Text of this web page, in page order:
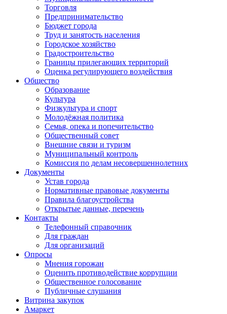
Торговля
Предпринимательство
Бюджет города
Труд и занятость населения
Городское хозяйство
Градостроительство
Границы прилегающих территорий
Оценка регулирующего воздействия
Общество
Образование
Культура
Физкультура и спорт
Молодёжная политика
Семья, опека и попечительство
Общественный совет
Внешние связи и туризм
Муниципальный контроль
Комиссия по делам несовершеннолетних
Документы
Устав города
Нормативные правовые документы
Правила благоустройства
Открытые данные, перечень
Контакты
Телефонный справочник
Для граждан
Для организаций
Опросы
Мнения горожан
Оценить противодействие коррупции
Общественное голосование
Публичные слушания
Витрина закупок
Амаркет